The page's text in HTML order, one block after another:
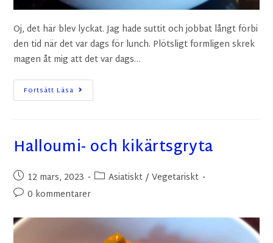
Oj, det här blev lyckat. Jag hade suttit och jobbat långt förbi
den tid när det var dags för lunch. Plötsligt formligen skrek
magen åt mig att det var dags…
Fortsätt Läsa
Halloumi- och kikärtsgryta
12 mars, 2023 Asiatiskt / Vegetariskt
0 kommentarer